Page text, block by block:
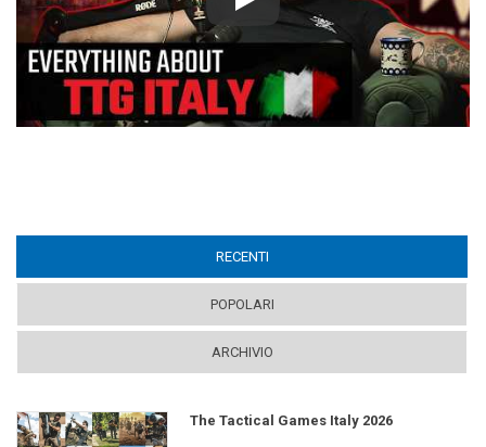
Play
RECENTI
POPOLARI
ARCHIVIO
The Tactical Games Italy 2026